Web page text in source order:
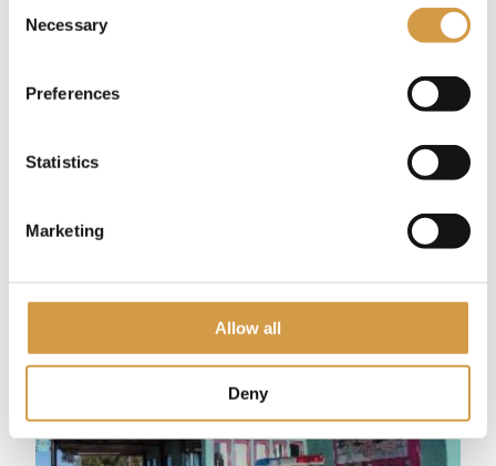
Selection
Necessary
Preferences
Statistics
Marketing
Allow all
Deny
museum geeft een prachtig overzicht van de
geschiedenis en cultuur van de regio, inclusief het
Historic Route 66 Signage: Vergeet niet om een
borden die door het hele stadje te vinden zijn.